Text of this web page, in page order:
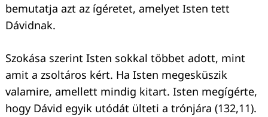
bemutatja azt az ígéretet, amelyet Isten tett
Dávidnak.
Szokása szerint Isten sokkal többet adott, mint
amit a zsoltáros kért. Ha Isten megesküszik
valamire, amellett mindig kitart. Isten megígérte,
hogy Dávid egyik utódát ülteti a trónjára (132,11).
Keresés: